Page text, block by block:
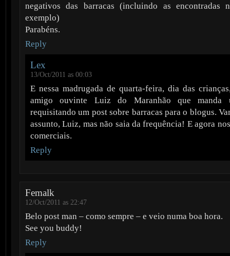
negativos das barracas (incluindo as encontradas
exemplo)
Parabéns.
Reply
Lex
13/Oct/2011 as 00:03
E nessa madrugada de quarta-feira, dia das
amigo ouvinte Luiz do Maranhão que manda
requisitando um post sobre barracas para o blogus.
assunto, Luiz, mas não saia da frequência! E agora
comerciais.
Reply
Femalk
12/Oct/2011 as 22:47
Belo post man – como sempre – e veio numa boa hora.
See you buddy!
Reply